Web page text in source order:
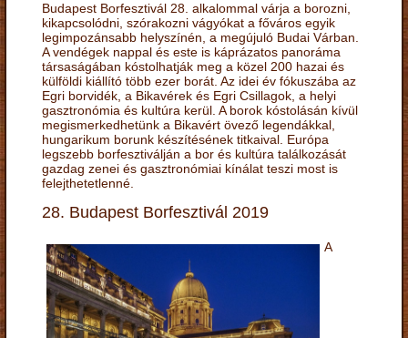
Budapest Borfesztivál 28. alkalommal várja a borozni,
kikapcsolódni, szórakozni vágyókat a főváros egyik
legimpozánsabb helyszínén, a megújuló Budai Várban.
A vendégek nappal és este is káprázatos panoráma
társaságában kóstolhatják meg a közel 200 hazai és
külföldi kiállító több ezer borát. Az idei év fókuszába az
Egri borvidék, a Bikavérek és Egri Csillagok, a helyi
gasztronómia és kultúra kerül. A borok kóstolásán kívül
megismerkedhetünk a Bikavért övező legendákkal,
hungarikum borunk készítésének titkaival. Európa
legszebb borfesztiválján a bor és kultúra találkozását
gazdag zenei és gasztronómiai kínálat teszi most is
felejthetetlenné.
28. Budapest Borfesztivál 2019
A